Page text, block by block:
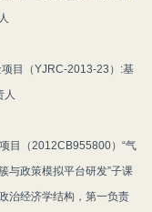
目（YJRC-2013-23）:基
目（2012CB955800）“气
与政策模拟平台研发”子课
治经济学结构，第一负责